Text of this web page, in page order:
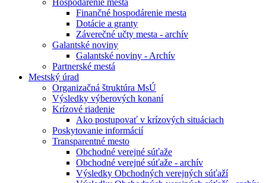
Hospodárenie mesta
Finančné hospodárenie mesta
Dotácie a granty
Záverečné učty mesta - archív
Galantské noviny
Galantské noviny - Archív
Partnerské mestá
Mestský úrad
Organizačná štruktúra MsÚ
Výsledky výberových konaní
Krízové riadenie
Ako postupovať v krízových situáciach
Poskytovanie informácií
Transparentné mesto
Obchodné verejné súťaže
Obchodné verejné súťaže - archív
Výsledky Obchodných verejných súťaží